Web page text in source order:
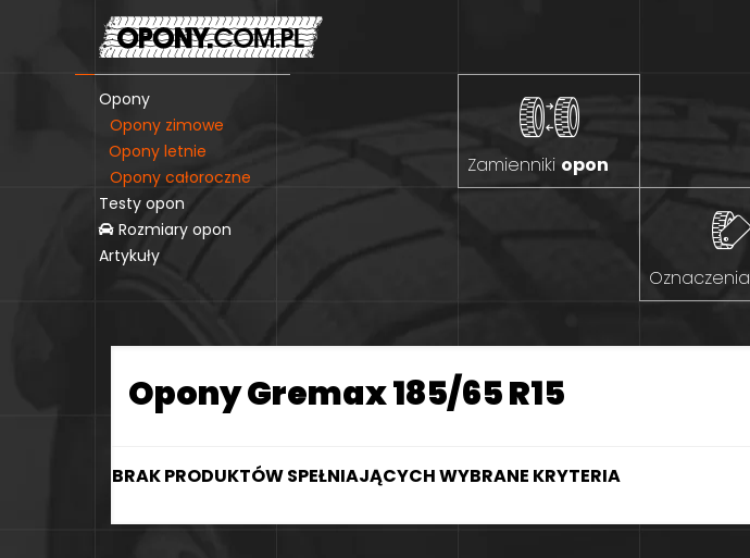
Opony
Opony zimowe
Opony letnie
Opony całoroczne
Testy opon
Rozmiary opon
Artykuły
Zamienniki opon
Oznaczenia
Opony Gremax 185/65 R15
BRAK PRODUKTÓW SPEŁNIAJĄCYCH WYBRANE KRYTERIA